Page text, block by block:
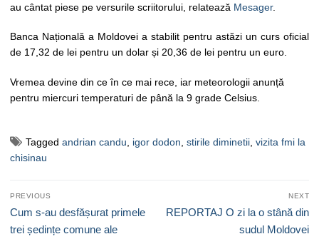
au cântat piese pe versurile scriitorului, relatează Mesager.
Banca Națională a Moldovei a stabilit pentru astăzi un curs oficial
de 17,32 de lei pentru un dolar și 20,36 de lei pentru un euro.
Vremea devine din ce în ce mai rece, iar meteorologii anunță
pentru miercuri temperaturi de până la 9 grade Celsius.
Tagged andrian candu igor dodon stirile diminetii vizita fmi la
chisinau
Navigare
în
articole
PREVIOUS
Previous
post:
Cum s-au desfășurat primele
trei ședințe comune ale
NEXT
Next
REPORTAJ O zi la o stână din
sudul Moldovei